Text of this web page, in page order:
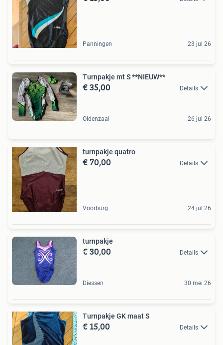
Panningen 23 jul 26
Turnpakje mt S **NIEUW**
€ 35,00 Details
Oldenzaal 26 jul 26
turnpakje quatro
€ 70,00 Details
Voorburg 24 jul 26
turnpakje
€ 30,00 Details
Diessen 30 mei 26
Turnpakje GK maat S
€ 15,00 Details